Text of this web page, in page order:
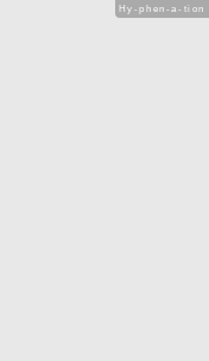
Hy-phen-a-tion